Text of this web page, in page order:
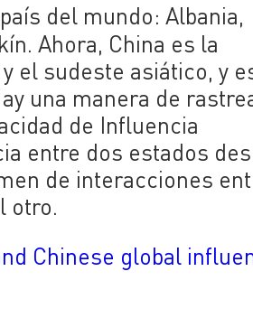
del mundo: Albania,
Ahora, China es la
el sudeste asiático, y
una manera de
de Influencia
entre dos estados
de interacciones
otro.
Chinese global